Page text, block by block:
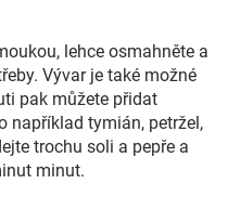
lehce osmahněte a
Vývar je také možné
pak můžete přidat
například tymián, petržel,
trochu soli a pepře a
minut.